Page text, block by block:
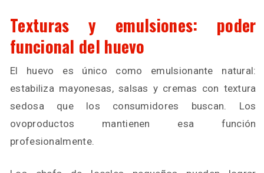
Texturas y emulsiones: poder
funcional del huevo
El huevo es único como emulsionante natural:
estabiliza mayonesas, salsas y cremas con textura
sedosa que los consumidores buscan. Los
ovoproductos mantienen esa función
profesionalmente.